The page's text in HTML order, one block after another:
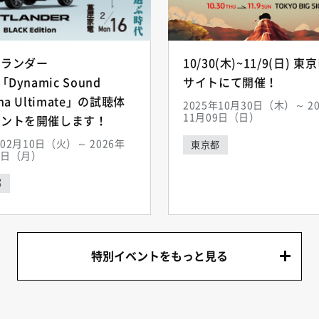
ンダー
Dynamic Sound
Ultimate」の試聴体
トを開催します！
月10日（火）～ 2026年
（月）
10/30(木)~11/9(日) 東京
サイトにて開催！
2025年10月30日（木）～
11月09日（日）
東京都
特別イベントをもっと見る